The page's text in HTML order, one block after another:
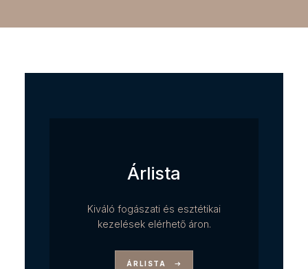
Árlista
Kiváló fogászati és esztétikai
kezelések elérhető áron.
ÁRLISTA